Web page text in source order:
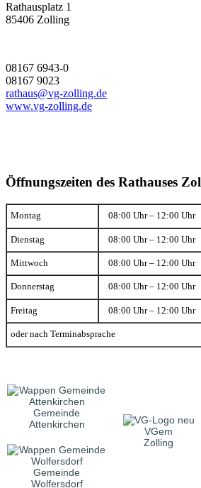
Rathausplatz 1
85406 Zolling
08167 6943-0
08167 9023
rathaus@vg-zolling.de
www.vg-zolling.de
Öffnungszeiten des Rathauses
Montag 08:00 Uhr – 12:00 Uhr
Dienstag 08:00 Uhr – 12:00 Uhr
Mittwoch 08:00 Uhr – 12:00 Uhr
Donnerstag 08:00 Uhr – 12:00 Uhr
Freitag 08:00 Uhr – 12:00 Uhr
oder nach Terminabsprache
Gemeinde
Attenkirchen
VGem
Zolling
Gemeinde
Wolfersdorf